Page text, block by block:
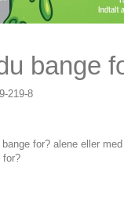
bange
219-8
for? alene eller
for?